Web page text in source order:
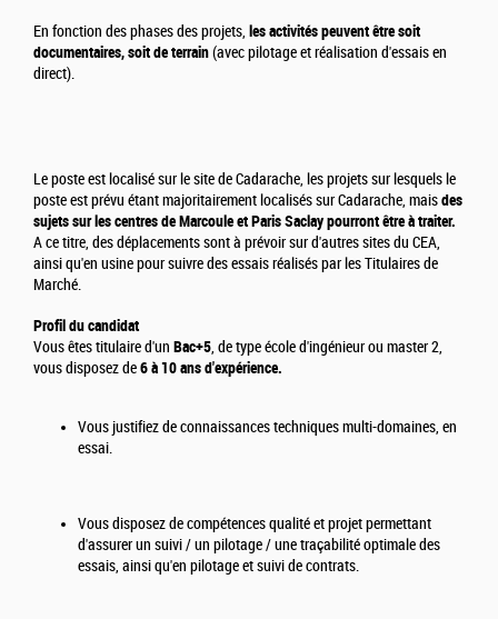
En fonction des phases des projets, les activités peuvent être soit
documentaires, soit de terrain(avec pilotage et réalisation d'essais en
direct).
Le poste est localisé sur le site de Cadarache, les projets sur lesquels le
poste est prévu étant majoritairement localisés sur Cadarache, maisdes
sujets sur les centres de Marcoule et Paris Saclay pourront être à traiter.
A ce titre, des déplacements sont à prévoir sur d'autres sites du CEA,
ainsi qu'en usine pour suivre des essais réalisés par les Titulaires de
Marché.
Profil du candidat
Vous êtes titulaire d'un Bac+5, de type école d'ingénieur ou master 2,
vous disposez de6 à 10 ans d'expérience.
Vous justifiez de connaissances techniques multi-domaines, en
essai.
Vous disposez de compétences qualité et projet permettant
d'assurer un suivi / un pilotage / une traçabilité optimale des
essais, ainsi qu'en pilotage et suivi de contrats.